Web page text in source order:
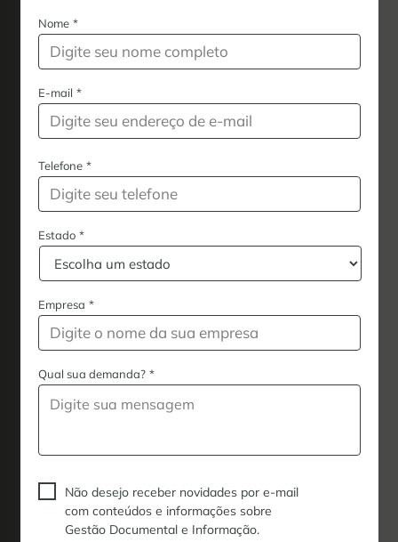
Nome *
E-mail *
Telefone *
Estado *
Empresa *
Qual sua demanda? *
Não desejo receber novidades por e-mail
com conteúdos e informações sobre
Gestão Documental e Informação.